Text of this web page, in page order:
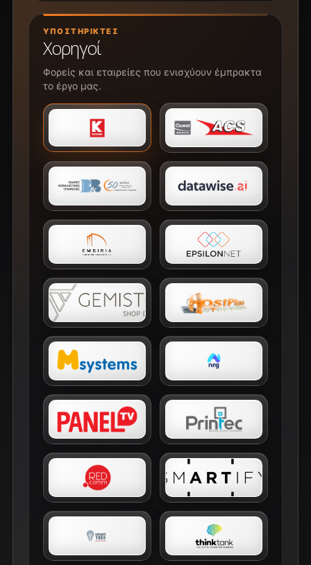
ΥΠΟΣΤΗΡΙΚΤΈΣ
Χορηγοί
Φορείς και εταιρείες που ενισχύουν έμπρακτα
το έργο μας.